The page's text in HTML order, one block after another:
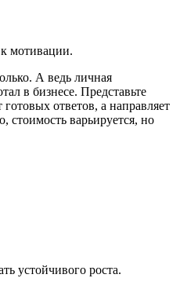
мотивации.
А ведь личная
в бизнесе. Представьте
ответов, а направляет
варьируется, но
устойчивого роста.